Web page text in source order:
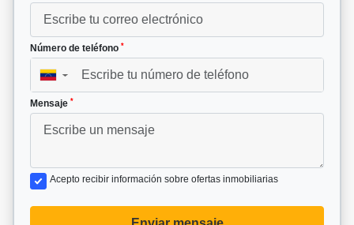
Número de teléfono *
▼
Mensaje *
Acepto recibir información sobre ofertas inmobiliarias